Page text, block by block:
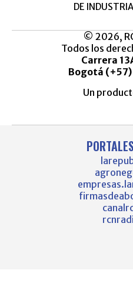
DE
© 2026,
Todos los
Carrera
Bogotá
Un